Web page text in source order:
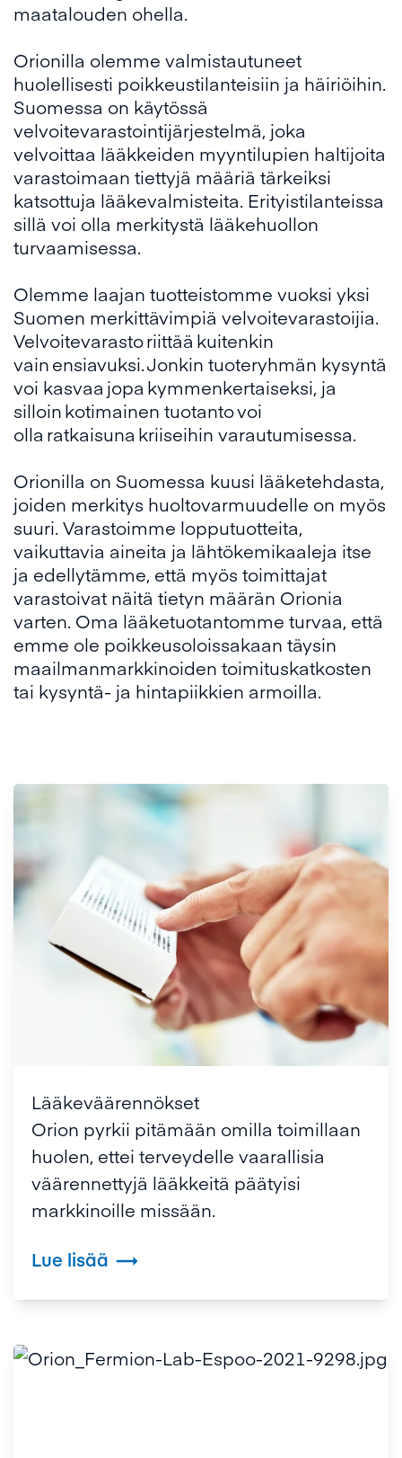
maatalouden ohella.
Orionilla olemme valmistautuneet
huolellisesti poikkeustilanteisiin ja häiriöihin.
Suomessa on käytössä
velvoitevarastointijärjestelmä, joka
velvoittaa lääkkeiden myyntilupien haltijoita
varastoimaan tiettyjä määriä tärkeiksi
katsottuja lääkevalmisteita. Erityistilanteissa
sillä voi olla merkitystä lääkehuollon
turvaamisessa.
Olemme laajan tuotteistomme vuoksi yksi
Suomen merkittävimpiä velvoitevarastoijia.
Velvoitevarasto riittää kuitenkin
vain ensiavuksi. Jonkin tuoteryhmän kysyntä
voi kasvaa jopa kymmenkertaiseksi, ja
silloin kotimainen tuotanto voi
olla ratkaisuna kriiseihin varautumisessa.
Orionilla on Suomessa kuusi lääketehdasta,
joiden merkitys huoltovarmuudelle on myös
suuri. Varastoimme lopputuotteita,
vaikuttavia aineita ja lähtökemikaaleja itse
ja edellytämme, että myös toimittajat
varastoivat näitä tietyn määrän Orionia
varten. Oma lääketuotantomme turvaa, että
emme ole poikkeusoloissakaan täysin
maailmanmarkkinoiden toimituskatkosten
tai kysyntä- ja hintapiikkien armoilla.
Lääkeväärennökset
Orion pyrkii pitämään omilla toimillaan
huolen, ettei terveydelle vaarallisia
väärennettyjä lääkkeitä päätyisi
markkinoille missään.
Lue lisää 